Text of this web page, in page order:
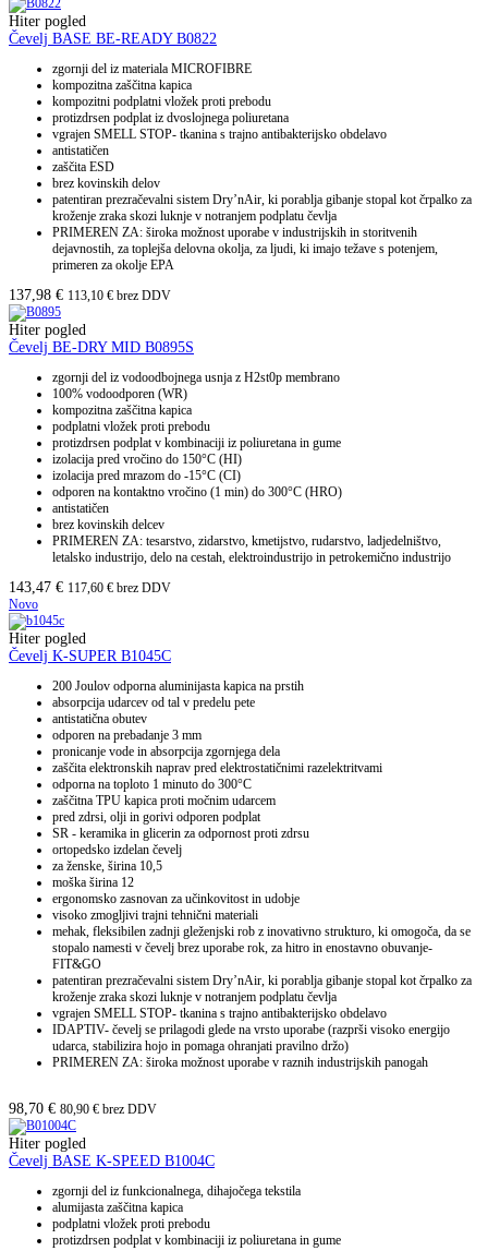
Hiter pogled
Čevelj BASE BE-READY B0822
zgornji del iz materiala MICROFIBRE
kompozitna zaščitna kapica
kompozitni podplatni vložek proti prebodu
protizdrsen podplat iz dvoslojnega poliuretana
vgrajen SMELL STOP- tkanina s trajno antibakterijsko obdelavo
antistatičen
zaščita ESD
brez kovinskih delov
patentiran prezračevalni sistem Dry’nAir, ki porablja gibanje stopal kot črpalko za
kroženje zraka skozi luknje v notranjem podplatu čevlja
PRIMEREN ZA: široka možnost uporabe v industrijskih in storitvenih
dejavnostih, za toplejša delovna okolja, za ljudi, ki imajo težave s potenjem,
primeren za okolje EPA
137,98 € 113,10 € brez DDV
Hiter pogled
Čevelj BE-DRY MID B0895S
zgornji del iz vodoodbojnega usnja z H2st0p membrano
100% vodoodporen (WR)
kompozitna zaščitna kapica
podplatni vložek proti prebodu
protizdrsen podplat v kombinaciji iz poliuretana in gume
izolacija pred vročino do 150°C (HI)
izolacija pred mrazom do -15°C (CI)
odporen na kontaktno vročino (1 min) do 300°C (HRO)
antistatičen
brez kovinskih delcev
PRIMEREN ZA: tesarstvo, zidarstvo, kmetijstvo, rudarstvo, ladjedelništvo,
letalsko industrijo, delo na cestah, elektroindustrijo in petrokemično industrijo
143,47 € 117,60 € brez DDV
Novo
Hiter pogled
Čevelj K-SUPER B1045C
200 Joulov odporna aluminijasta kapica na prstih
absorpcija udarcev od tal v predelu pete
antistatična obutev
odporen na prebadanje 3 mm
pronicanje vode in absorpcija zgornjega dela
zaščita elektronskih naprav pred elektrostatičnimi razelektritvami
odporna na toploto 1 minuto do 300°C
zaščitna TPU kapica proti močnim udarcem
pred zdrsi, olji in gorivi odporen podplat
SR - keramika in glicerin za odpornost proti zdrsu
ortopedsko izdelan čevelj
za ženske, širina 10,5
moška širina 12
ergonomsko zasnovan za učinkovitost in udobje
visoko zmogljivi trajni tehnični materiali
mehak, fleksibilen zadnji gleženjski rob z inovativno strukturo, ki omogoča, da se
stopalo namesti v čevelj brez uporabe rok, za hitro in enostavno obuvanje-
FIT&GO
patentiran prezračevalni sistem Dry’nAir, ki porablja gibanje stopal kot črpalko za
kroženje zraka skozi luknje v notranjem podplatu čevlja
vgrajen SMELL STOP- tkanina s trajno antibakterijsko obdelavo
IDAPTIV- čevelj se prilagodi glede na vrsto uporabe (razprši visoko energijo
udarca, stabilizira hojo in pomaga ohranjati pravilno držo)
PRIMEREN ZA: široka možnost uporabe v raznih industrijskih panogah
98,70 € 80,90 € brez DDV
Hiter pogled
Čevelj BASE K-SPEED B1004C
zgornji del iz funkcionalnega, dihajočega tekstila
alumijasta zaščitna kapica
podplatni vložek proti prebodu
protizdrsen podplat v kombinaciji iz poliuretana in gume